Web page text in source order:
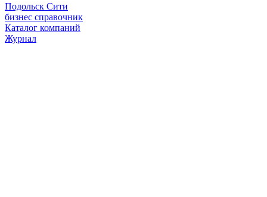
Подольск Сити
бизнес справочник
Каталог компаний
Журнал